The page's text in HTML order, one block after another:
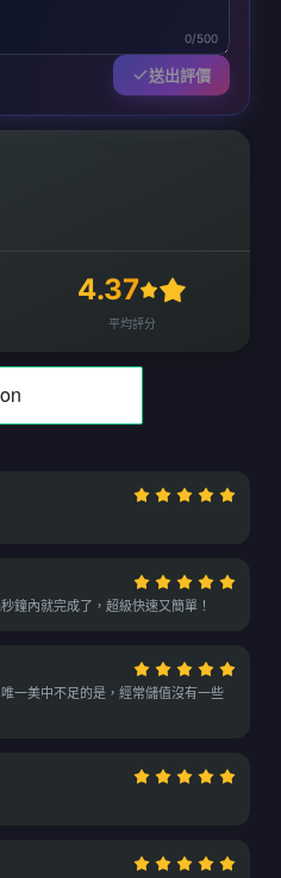
0/500
送出評價
4.37
平均評分
鐘內就完成了，超級快速又簡單！
一美中不足的是，經常儲值沒有一些